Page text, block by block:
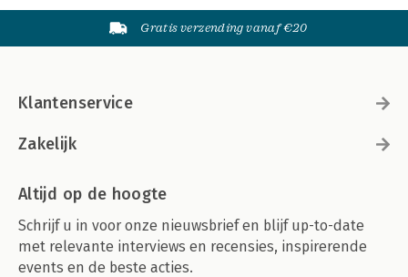
Gratis verzending vanaf €20
Klantenservice
Zakelijk
Altijd op de hoogte
Schrijf u in voor onze nieuwsbrief en blijf up-to-date
met relevante interviews en recensies, inspirerende
events en de beste acties.